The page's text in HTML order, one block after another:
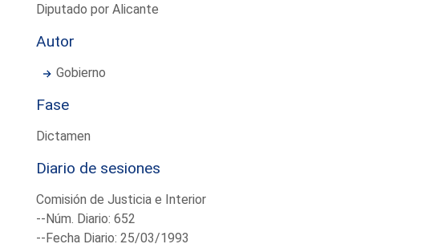
Diputado por Alicante
Autor
Gobierno
Fase
Dictamen
Diario de sesiones
Comisión de Justicia e Interior
--Núm. Diario: 652
--Fecha Diario: 25/03/1993